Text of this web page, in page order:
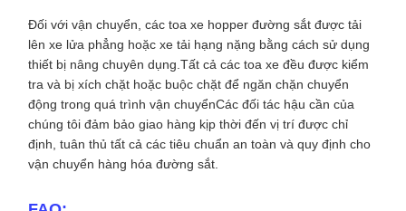
Đối với vận chuyển, các toa xe hopper đường sắt được tải
lên xe lửa phẳng hoặc xe tải hạng nặng bằng cách sử dụng
thiết bị nâng chuyên dụng.Tất cả các toa xe đều được kiểm
tra và bị xích chặt hoặc buộc chặt để ngăn chặn chuyển
động trong quá trình vận chuyểnCác đối tác hậu cần của
chúng tôi đảm bảo giao hàng kịp thời đến vị trí được chỉ
định, tuân thủ tất cả các tiêu chuẩn an toàn và quy định cho
vận chuyển hàng hóa đường sắt.